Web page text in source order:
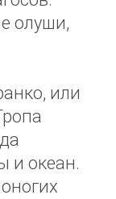
олуши,
или
и океан.